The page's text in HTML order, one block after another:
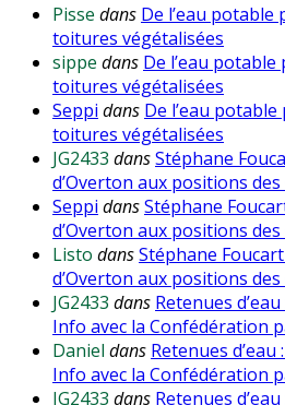
Pisse dans De l’eau
toitures végétalisées
sippe dans De l’eau
toitures végétalisées
Seppi dans De l’eau
toitures végétalisées
JG2433 dansStéphane
d’Overton aux positions
Seppi dansStéphane
d’Overton aux positions
Listo dansStéphane
d’Overton aux positions
JG2433 dans Retenues
Info avec la Confédération
Daniel dans Retenues
Info avec la Confédération
JG2433 dans Retenues